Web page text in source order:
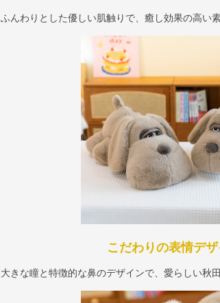
ふんわりとした優しい肌触りで、癒し効果の高い
こだわりの表情デ
大きな瞳と特徴的な鼻のデザインで、愛らしい秋